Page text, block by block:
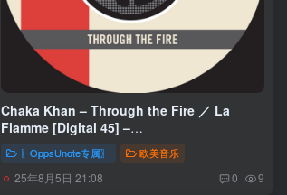
Neil Young – Oceanside Countryside(093624833642)【24bit／192.0kHz】土耳其区
Chaka Khan – Through the Fire ／ La
Flamme [Digital 45] –
Single(603497957163)【16bit／44.1kHz】
土耳其区
〖OppsUnote专属〗 欧美音乐
25年8月5日 21:08 0 9